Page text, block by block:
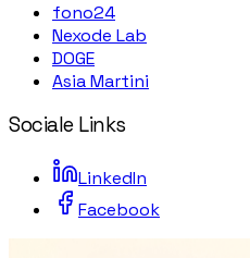
fono24
Nexode Lab
DOGE
Asia Martini
Sociale Links
LinkedIn
Facebook